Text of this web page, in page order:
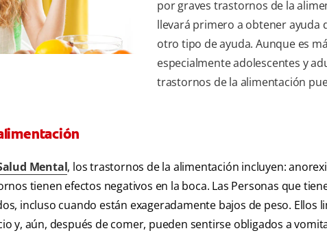
por graves trastornos de la
llevará primero a obtener ayuda
otro tipo de ayuda. Aunque es
especialmente adolescentes y
trastornos de la alimentación
Mental, los trastornos de la alimentación incluyen:
tienen efectos negativos en la boca. Las Personas que
incluso cuando están exageradamente bajos de peso. Ellos
y, aún, después de comer, pueden sentirse obligados a